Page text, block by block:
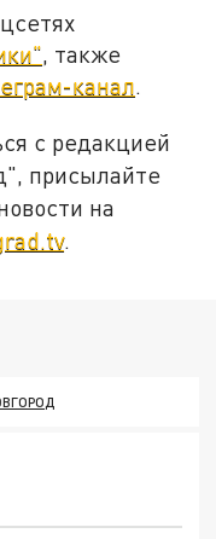
, также
канал.
с редакцией
присылайте
на
.